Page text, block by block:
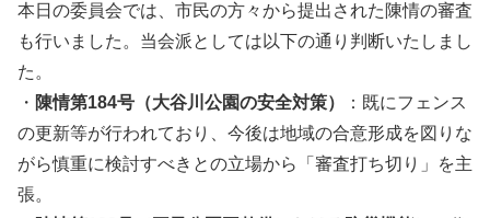
本日の委員会では、市民の方々から提出された陳情の審査
も行いました。当会派としては以下の通り判断いたしまし
た。
・ 陳情第184号（大谷川公園の安全対策）
：既にフェンス
の更新等が行われており、今後は地域の合意形成を図りな
がら慎重に検討すべきとの立場から「審査打ち切り」を主
張。